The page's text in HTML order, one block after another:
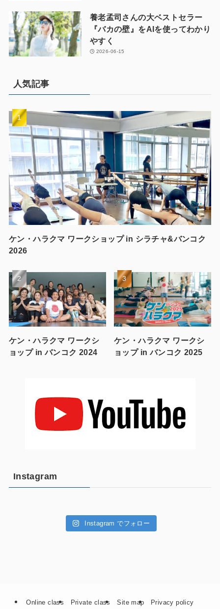
養老孟司さんの大ベストセラー
『バカの壁』をAIを使ってわかり
やすく
2026-06-15
人気記事
ケン・ハラクマ ワークショップ in シラチャ&バンコク
2026
ケン・ハラクマ ワークシ
ョップ in バンコク 2024
ケン・ハラクマ ワークシ
ョップ in バンコク 2025
Instagram
Instagram でフォロー
Online class Private class Site map Privacy policy